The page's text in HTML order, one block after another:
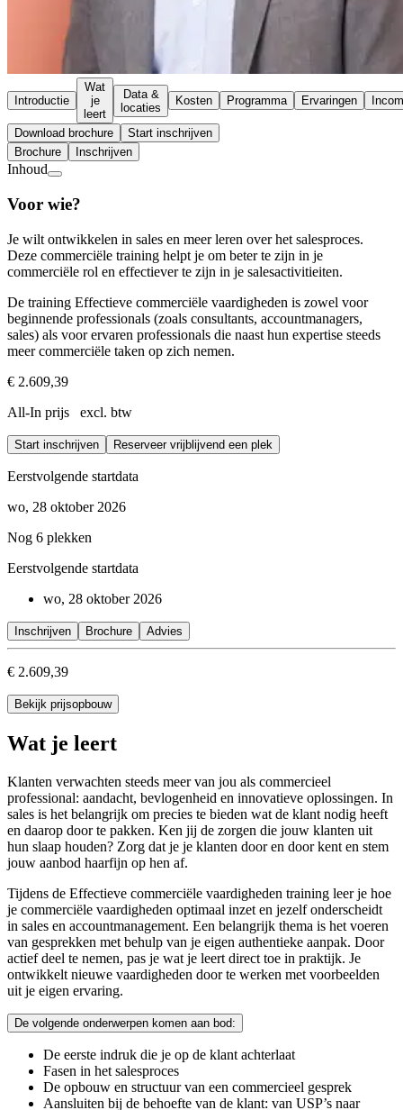
Introductie
Wat
je
leert
Data &
locaties
Kosten Programma Ervaringen
Download brochure
Start inschrijven
Brochure
Inschrijven
Inhoud
Voor wie?
Je wilt ontwikkelen in sales en meer leren over het salesproces.
Deze commerciële training helpt je om beter te zijn in je
commerciële rol en effectiever te zijn in je salesactivitieiten.
De training Effectieve commerciële vaardigheden is zowel voor
beginnende professionals (zoals consultants, accountmanagers,
sales) als voor ervaren professionals die naast hun expertise steeds
meer commerciële taken op zich nemen.
€ 2.609,39
All-In prijs excl. btw
Start inschrijven Reserveer vrijblijvend een plek
Eerstvolgende startdata
wo, 28 oktober 2026
Nog 6 plekken
Eerstvolgende startdata
wo, 28 oktober 2026
Inschrijven Brochure Advies
€ 2.609,39
Bekijk prijsopbouw
Wat je leert
Klanten verwachten steeds meer van jou als commercieel
professional: aandacht, bevlogenheid en innovatieve oplossingen. In
sales is het belangrijk om precies te bieden wat de klant nodig heeft
en daarop door te pakken. Ken jij de zorgen die jouw klanten uit
hun slaap houden? Zorg dat je je klanten door en door kent en stem
jouw aanbod haarfijn op hen af.
Tijdens de Effectieve commerciële vaardigheden training leer je hoe
je commerciële vaardigheden optimaal inzet en jezelf onderscheidt
in sales en accountmanagement. Een belangrijk thema is het voeren
van gesprekken met behulp van je eigen authentieke aanpak. Door
actief deel te nemen, pas je wat je leert direct toe in praktijk. Je
ontwikkelt nieuwe vaardigheden door te werken met voorbeelden
uit je eigen ervaring.
De volgende onderwerpen komen aan bod:
De eerste indruk die je op de klant achterlaat
Fasen in het salesproces
De opbouw en structuur van een commercieel gesprek
Aansluiten bij de behoefte van de klant: van USP’s naar